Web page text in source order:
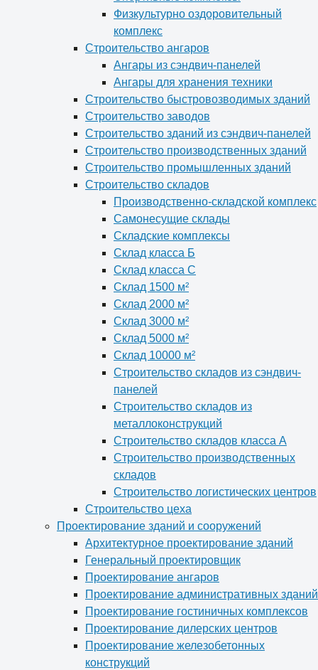
Физкультурно оздоровительный
комплекс
Строительство ангаров
Ангары из сэндвич-панелей
Ангары для хранения техники
Строительство быстровозводимых зданий
Строительство заводов
Строительство зданий из сэндвич-панелей
Строительство производственных зданий
Строительство промышленных зданий
Строительство складов
Производственно-складской комплекс
Самонесущие склады
Складские комплексы
Склад класса Б
Склад класса С
Склад 1500 м²
Склад 2000 м²
Склад 3000 м²
Склад 5000 м²
Склад 10000 м²
Строительство складов из сэндвич-
панелей
Строительство складов из
металлоконструкций
Строительство складов класса А
Строительство производственных
складов
Строительство логистических центров
Строительство цеха
Проектирование зданий и сооружений
Архитектурное проектирование зданий
Генеральный проектировщик
Проектирование ангаров
Проектирование административных зданий
Проектирование гостиничных комплексов
Проектирование дилерских центров
Проектирование железобетонных
конструкций